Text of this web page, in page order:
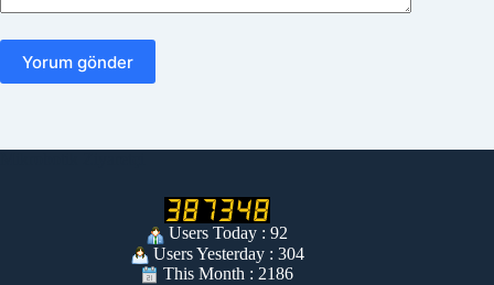
Yorum gönder
Users Today : 92
Users Yesterday : 304
This Month : 2186